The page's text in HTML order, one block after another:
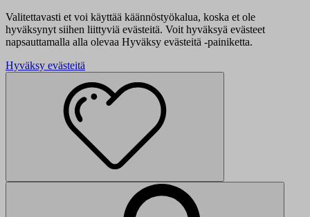
Valitettavasti et voi käyttää käännöstyökalua, koska et ole
hyväksynyt siihen liittyviä evästeitä. Voit hyväksyä evästeet
napsauttamalla alla olevaa Hyväksy evästeitä -painiketta.
Hyväksy evästeitä